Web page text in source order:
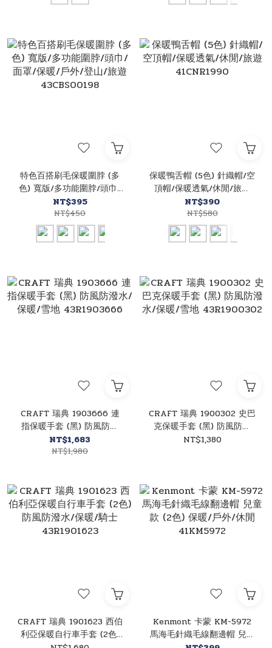
特色百搭刷毛保暖圍脖 (多
色) 寬版/多功能圍脖/頭巾/
面罩/保暖/戶外/登山/旅遊
43CBS00198
NT$395
NT$450
保暖鴨舌帽 (5色) 針織帽/空
頂帽/保暖透氣/休閒/旅遊
41CNR1990
NT$390
NT$580
CRAFT 瑞典 1903666 連
指保暖手套 (黑) 防風防潑
水/保暖/雪地 43R1903666
NT$1,683
NT$1,980
CRAFT 瑞典 1900302 史巴
克保暖手套 (黑) 防風防潑
水/保暖/雪地 43R1900302
NT$1,380
CRAFT 瑞典 1901623 西伯
利亞保暖自行車手套 (2色)
Kenmont 卡蒙 KM-5972
馬海毛針織毛線翻邊帽 兒童